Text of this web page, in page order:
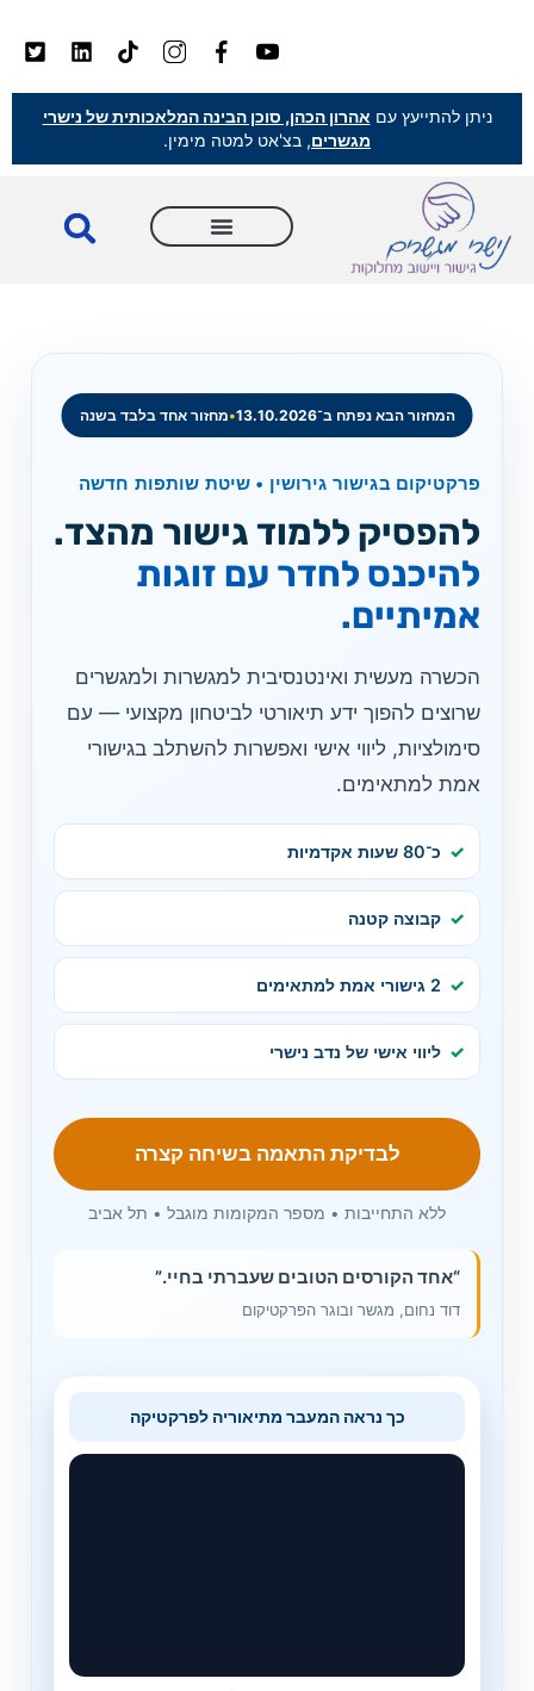
ניתן להתייעץ עם אהרון הכהן, סוכן הבינה המלאכותית של נישרי
מגשרים, בצ'אט למטה מימין.
המחזור הבא נפתח ב־13.10.2026 •מחזור אחד בלבד בשנה
פרקטיקום בגישור גירושין • שיטת שותפות חדשה
להפסיק ללמוד גישור מהצד.
להיכנס לחדר עם זוגות
אמיתיים.
הכשרה מעשית ואינטנסיבית למגשרות ולמגשרים
שרוצים להפוך ידע תיאורטי לביטחון מקצועי — עם
סימולציות, ליווי אישי ואפשרות להשתלב בגישורי
אמת למתאימים.
כ־80 שעות אקדמיות
קבוצה קטנה
2 גישורי אמת למתאימים
ליווי אישי של נדב נישרי
לבדיקת התאמה בשיחה קצרה
ללא התחייבות • מספר המקומות מוגבל • תל אביב
“אחד הקורסים הטובים שעברתי בחיי.”
דוד נחום, מגשר ובוגר הפרקטיקום
כך נראה המעבר מתיאוריה לפרקטיקה